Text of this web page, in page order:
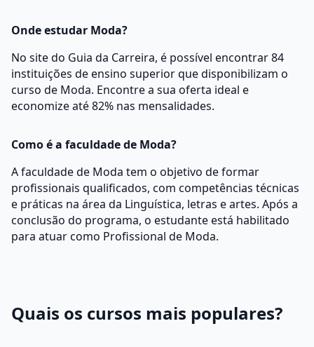
Onde estudar Moda?
No site do Guia da Carreira, é possível encontrar 84
instituições de ensino superior que disponibilizam o
curso de Moda. Encontre a sua oferta ideal e
economize até 82% nas mensalidades.
Como é a faculdade de Moda?
A faculdade de Moda tem o objetivo de formar
profissionais qualificados, com competências técnicas
e práticas na área da Linguística, letras e artes. Após a
conclusão do programa, o estudante está habilitado
para atuar como Profissional de Moda.
Quais os cursos mais populares?